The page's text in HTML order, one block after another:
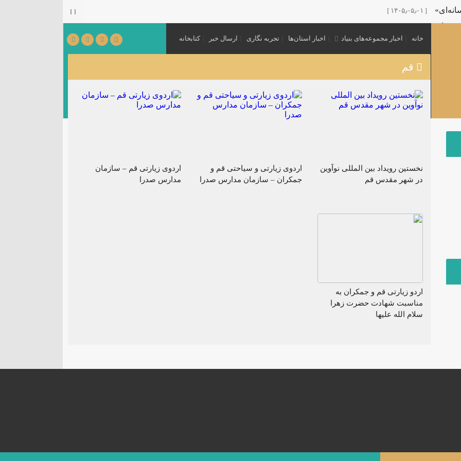
[ ۱۴۰۵٫۰۵٫۰۱ ]
پدر امت»
کنش‌گران عرصه تربیتی با عنوان «نشست مرشد» در کرمان برگزار می‌شود. [ ۱۴۰۵٫۰۳٫۳۱ ]
اول محرم
هیئت‌های نوجوانی منتشر شد.
«بعثت نوجوان» [ ۱۴۰۵٫۰۳٫۲۰ ]
خانه اخبار مجموعه‌های بنیاد اخبار استان‌ها تجربه نگاری ارسال خبر کتابخانه
قم
نخستین رویداد بین المللی نوآوین
در شهر مقدس قم
اردوی زیارتی و سیاحتی قم و
جمکران – سازمان مدارس صدرا
اردوی زیارتی قم – سازمان
مدارس صدرا
اردو زیارتی قم و جمکران به
مناسبت شهادت حضرت زهرا
سلام الله علیها